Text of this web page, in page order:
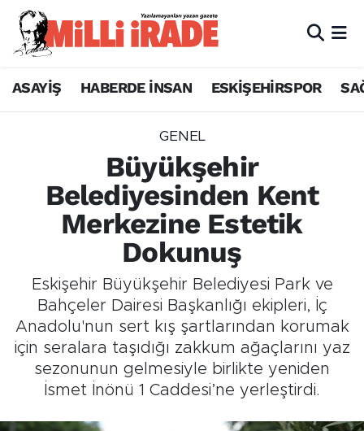
ASAYİŞ HABERDE İNSAN ESKİŞEHİRSPOR
GENEL
Büyükşehir
Belediyesinden Kent
Merkezine Estetik
Dokunuş
Eskişehir Büyükşehir Belediyesi Park ve
Bahçeler Dairesi Başkanlığı ekipleri, İç
Anadolu'nun sert kış şartlarından korumak
için seralara taşıdığı zakkum ağaçlarını yaz
sezonunun gelmesiyle birlikte yeniden
İsmet İnönü 1 Caddesi’ne yerleştirdi.